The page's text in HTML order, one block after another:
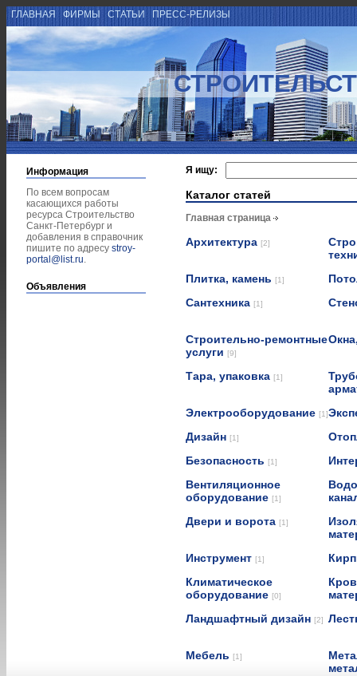
ГЛАВНАЯ ФИРМЫ СТАТЬИ ПРЕСС-РЕЛИЗЫ
Информация
По всем вопросам
касающихся работы
ресурса Строительство
Санкт-Петербург и
добавления в справочник
пишите по адресу stroy-
portal@list.ru.
Объявления
Я ищу:
Каталог статей
Главная страница
Архитектура [2]
Плитка, камень [1]
Сантехника [1]
Строительно-ремонтные
услуги [9]
Тара, упаковка [1]
Электрооборудование [1]
Дизайн [1]
Безопасность [1]
Вентиляционное
оборудование [1]
Двери и ворота [1]
Инструмент [1]
Климатическое
оборудование [0]
Ландшафтный дизайн [2]
Мебель [1]